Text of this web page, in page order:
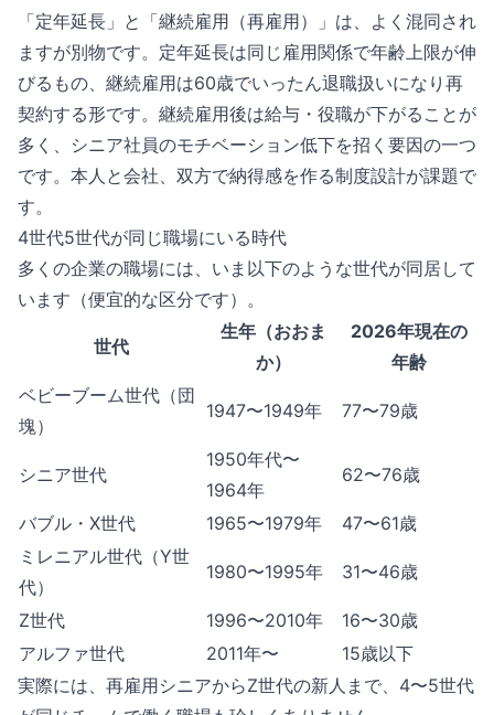
「定年延長」と「継続雇用（再雇用）」は、よく混同され
ますが別物です。定年延長は同じ雇用関係で年齢上限が伸
びるもの、継続雇用は60歳でいったん退職扱いになり再
契約する形です。継続雇用後は給与・役職が下がることが
多く、シニア社員のモチベーション低下を招く要因の一つ
です。本人と会社、双方で納得感を作る制度設計が課題で
す。
4世代5世代が同じ職場にいる時代
多くの企業の職場には、いま以下のような世代が同居して
います（便宜的な区分です）。
世代
生年（おおま
か）
2026年現在の
年齢
ベビーブーム世代（団
塊）
1947〜1949年 77〜79歳
シニア世代
1950年代〜
1964年
62〜76歳
バブル・X世代 1965〜1979年
47〜61歳
ミレニアル世代（Y世
代）
1980〜1995年 31〜46歳
Z世代 1996〜2010年
16〜30歳
アルファ世代
2011年〜
15歳以下
実際には、再雇用シニアからZ世代の新人まで、4〜5世代